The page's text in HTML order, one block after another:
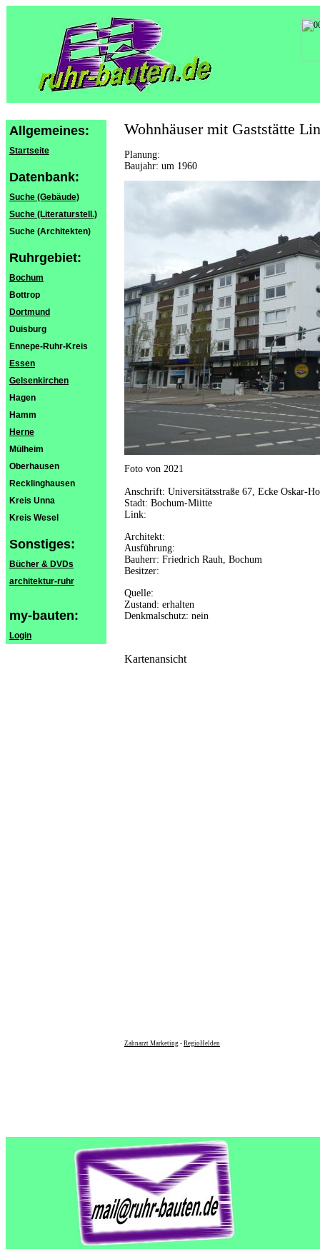
Allgemeines:
Startseite
Datenbank:
Suche (Gebäude)
Suche (Literaturstell.)
Suche (Architekten)
Ruhrgebiet:
Bochum
Bottrop
Dortmund
Duisburg
Ennepe-Ruhr-Kreis
Essen
Gelsenkirchen
Hagen
Hamm
Herne
Mülheim
Oberhausen
Recklinghausen
Kreis Unna
Kreis Wesel
Sonstiges:
Bücher & DVDs
architektur-ruhr
my-bauten:
Login
Wohnhäuser mit Gaststätte
Planung:
Baujahr: um 1960
Foto von 2021
Anschrift: Universitätsstraße 67, Ecke Oskar-
Stadt: Bochum-Miitte
Link:
Architekt:
Ausführung:
Bauherr: Friedrich Rauh, Bochum
Besitzer:
Quelle:
Zustand: erhalten
Denkmalschutz: nein
Kartenansicht
Zahnarzt Marketing - RegioHelden